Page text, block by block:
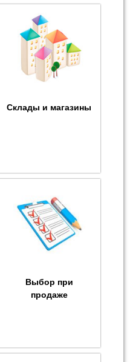
Склады и магазины
Выбор при
продаже